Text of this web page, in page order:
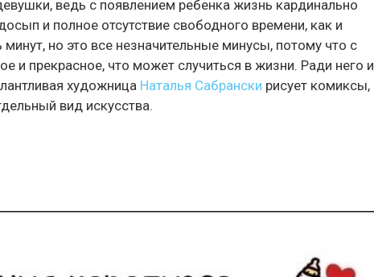
ведь с появлением ребенка жизнь кардинально
и полное отсутствие свободного времени, как и
но это все незначительные минусы, потому что с
и прекрасное, что может случиться в жизни. Ради него и
художница Наталья Сабрански рисует комиксы,
вид искусства.